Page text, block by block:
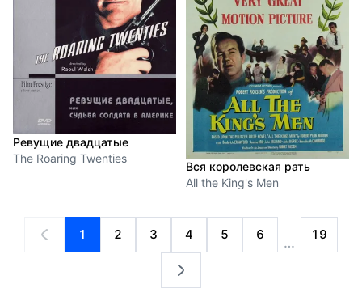
Ревущие двадцатые
The Roaring Twenties
Вся королевская рать
All the King's Men
1 2 3 4 5 6
…
19